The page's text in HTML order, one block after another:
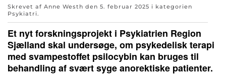
Skrevet af Anne Westh den 5. februar 2025 i kategorien
Psykiatri .
Et nyt forskningsprojekt i Psykiatrien Region
Sjælland skal undersøge, om psykedelisk terapi
med svampestoffet psilocybin kan bruges til
behandling af svært syge anorektiske patienter.